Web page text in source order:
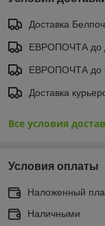
Доставка
ЕВРОПОЧТА до
ЕВРОПОЧТА до
Доставка
Все условия
Условия оплаты
Наложенный
Наличными